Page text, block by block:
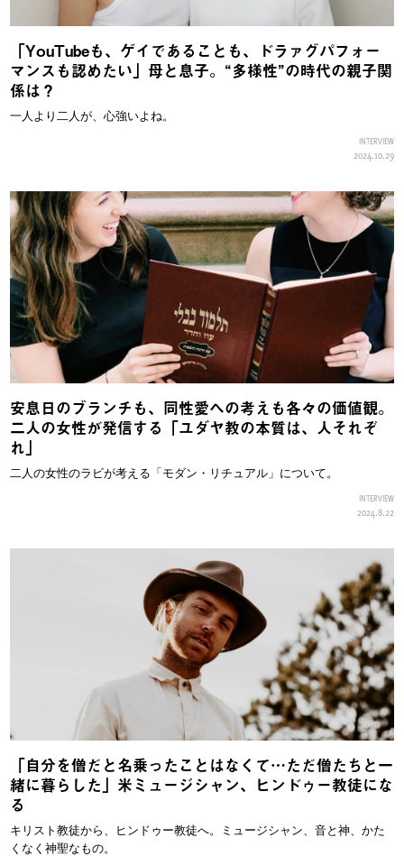
「YouTubeも、ゲイであることも、ドラァグパフォー
マンスも認めたい」母と息子。“多様性”の時代の親子関
係は？
一人より二人が、心強いよね。
INTERVIEW
2024.10.29
安息日のブランチも、同性愛への考えも各々の価値観。
二人の女性が発信する「ユダヤ教の本質は、人それぞ
れ」
二人の女性のラビが考える「モダン・リチュアル」について。
INTERVIEW
2024.8.22
「自分を僧だと名乗ったことはなくて…ただ僧たちと一
緒に暮らした」米ミュージシャン、ヒンドゥー教徒にな
る
キリスト教徒から、ヒンドゥー教徒へ。ミュージシャン、音と神、かた
くなく神聖なもの。